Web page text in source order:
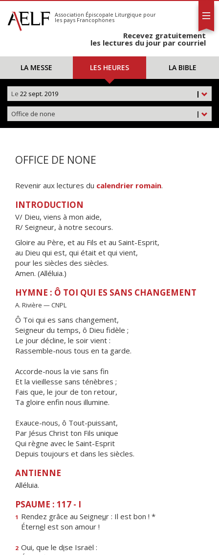
S'abonner
Calendrier
Association Épiscopale Liturgique pour
les pays Francophones
Recevez gratuitement
les lectures du jour par courriel
LA MESSE LES HEURES LA BIBLE
|
Le 22 sept. 2019
|
Office de none
OFFICE DE NONE
Revenir aux lectures du calendrier romain.
INTRODUCTION
V/ Dieu, viens à mon aide,
R/ Seigneur, à notre secours.
Gloire au Père, et au Fils et au Saint-Esprit,
au Dieu qui est, qui était et qui vient,
pour les siècles des siècles.
Amen. (Alléluia.)
HYMNE : Ô TOI QUI ES SANS CHANGEMENT
A. Rivière — CNPL
Ô Toi qui es sans changement,
Seigneur du temps, ô Dieu fidèle ;
Le jour décline, le soir vient :
Rassemble-nous tous en ta garde.
Accorde-nous la vie sans fin
Et la vieillesse sans ténèbres ;
Fais que, le jour de ton retour,
Ta gloire enfin nous illumine.
Exauce-nous, ô Tout-puissant,
Par Jésus Christ ton Fils unique
Qui règne avec le Saint-Esprit
Depuis toujours et dans les siècles.
ANTIENNE
Alléluia.
PSAUME : 117 - I
1 Rendez grâce au Seigneur : Il est bon ! *
Éternel est son amour !
2 Oui, que le dise Israël :